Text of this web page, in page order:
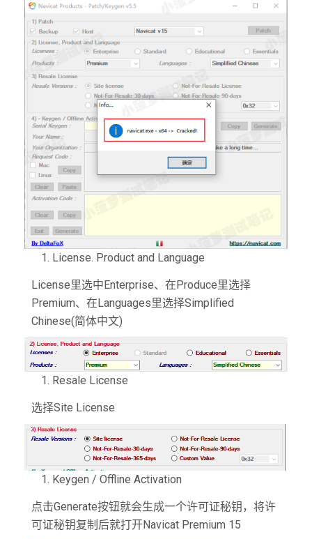
License. Product and Language
License里选中Enterprise、在Produce里选择
Premium、在Languages里选择Simplified
Chinese(简体中文)
Resale License
选择Site License
Keygen / Offline Activation
点击Generate按钮就会生成一个许可证秘钥，将许
可证秘钥复制后就打开Navicat Premium 15